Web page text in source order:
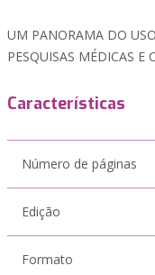
UM PANORAMA DO
PESQUISAS MÉDICAS E
Características
Número de páginas
Edição
Formato